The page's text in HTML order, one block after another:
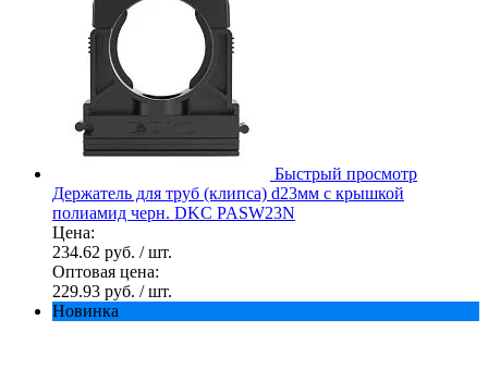
Быстрый просмотр
Держатель для труб (клипса) d23мм с крышкой
полиамид черн. DKC PASW23N
Цена:
234.62 руб. / шт.
Оптовая цена:
229.93 руб. / шт.
Новинка